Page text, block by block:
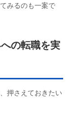
みるのも一案で
の転職を実
押さえておきたい